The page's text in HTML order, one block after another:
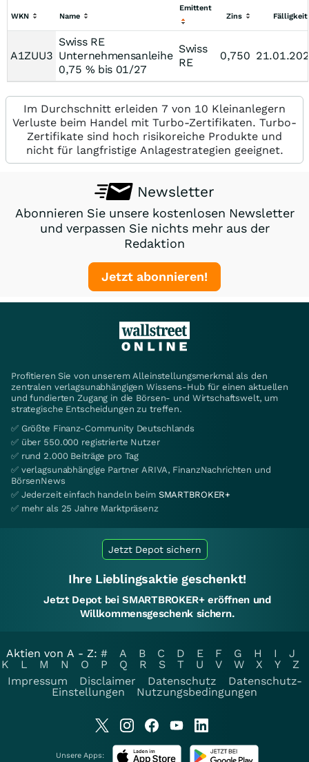
WKN Name
Emittent
Zins
Fälligkeit
A1ZUU3
Swiss RE
Unternehmensanleihe
0,75 % bis 01/27
Swiss
RE
0,750
Im Durchschnitt erleiden 7 von 10 Kleinanlegern
Verluste beim Handel mit Turbo-Zertifikaten. Turbo-
Zertifikate sind hoch risikoreiche Produkte und
nicht für langfristige Anlagestrategien geeignet.
Newsletter
Abonnieren Sie unsere kostenlosen Newsletter
und verpassen Sie nichts mehr aus der
Redaktion
Jetzt abonnieren!
Profitieren Sie von unserem Alleinstellungsmerkmal als den
zentralen verlagsunabhängigen Wissens-Hub für einen aktuellen
und fundierten Zugang in die Börsen- und Wirtschaftswelt, um
strategische Entscheidungen zu treffen.
✅ Größte Finanz-Community Deutschlands
✅ über 550.000 registrierte Nutzer
✅ rund 2.000 Beiträge pro Tag
✅ verlagsunabhängige Partner ARIVA, FinanzNachrichten und
BörsenNews
✅ Jederzeit einfach handeln beim SMARTBROKER+
✅ mehr als 25 Jahre Marktpräsenz
Jetzt Depot sichern
Ihre Lieblingsaktie geschenkt!
Jetzt Depot bei SMARTBROKER+ eröffnen und
Willkommensgeschenk sichern.
Aktien von A - Z: # A B C D E F G H I
J
K
L M N O P Q R S T U V W X Y
Z
Impressum
Disclaimer Datenschutz
Datenschutz-
Einstellungen
Nutzungsbedingungen
Unsere Apps: